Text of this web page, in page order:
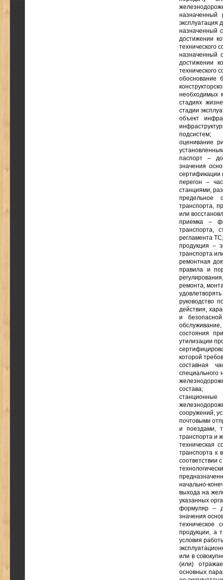
назначенный
эксплуатация
назначенный
достижении
технического
назначенный
достижении
технического
обоснование
необходимых
стадиях
стадии
объект
подсистем;
оценивание
паспорт –
значения
сертификации
перегон –
станциями,
предельное
транспорта,
или
приемка –
транспорта,
регламента ТС;
продукция –
транспорта
ремонтная
правила и
ремонта,
руководство
действия,
и
состояния
утилизации
которой
составная
специального
состава;
сооружений,
почтовыми
и поездами,
транспорта и
техническая
транспорта к
соответствии
начально-
выхода на
указанных
формуляр –
значения
техническое
продукции, а
условия
или в
(или)
основных